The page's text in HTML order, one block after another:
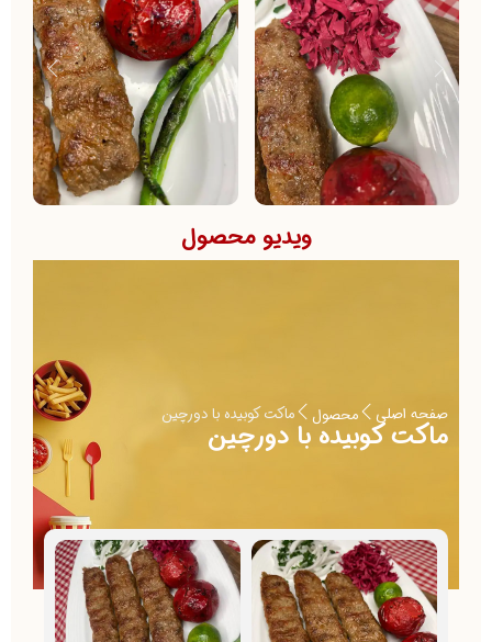
ویدیو محصول
صفحه اصلی محصول ماکت کوبیده با دورچین
ماکت کوبیده با دورچین